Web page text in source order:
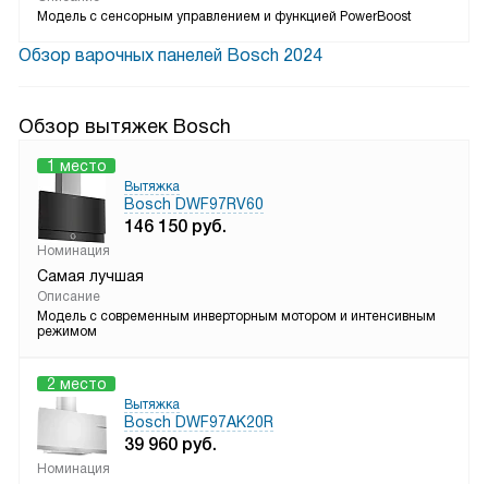
Модель с сенсорным управлением и функцией PowerBoost
Обзор варочных панелей Bosch 2024
Обзор вытяжек Bosch
1 место
Вытяжка
Bosch DWF97RV60
146 150 руб.
Номинация
Самая лучшая
Описание
Модель с современным инверторным мотором и интенсивным
режимом
2 место
Вытяжка
Bosch DWF97AK20R
39 960 руб.
Номинация